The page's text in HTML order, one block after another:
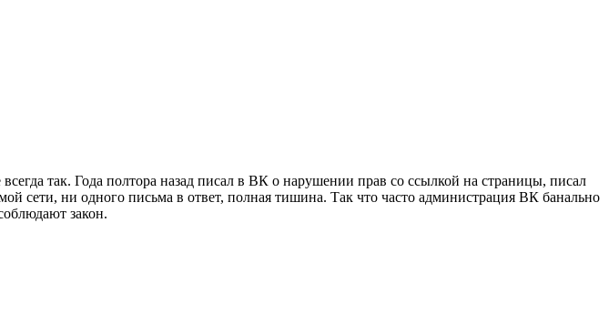
так. Года полтора назад писал в ВК о нарушении прав со ссылкой на страницы, писал
сети, ни одного письма в ответ, полная тишина. Так что часто администрация ВК банально
закон.